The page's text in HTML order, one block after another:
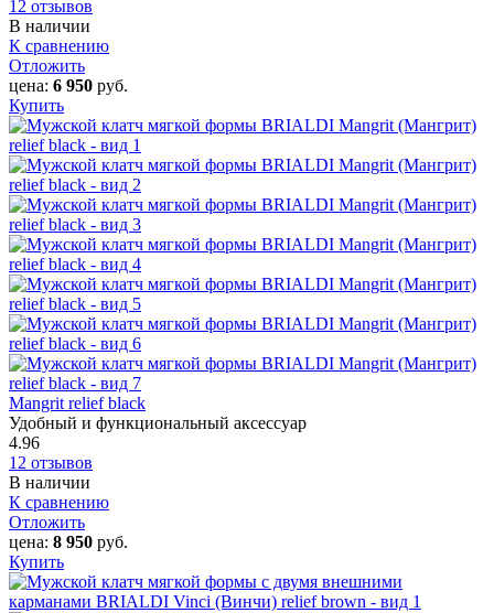
12 отзывов
В наличии
К сравнению
Отложить
цена: 6 950 руб.
Купить
Mangrit relief black
Удобный и функциональный аксессуар
4.96
12 отзывов
В наличии
К сравнению
Отложить
цена: 8 950 руб.
Купить